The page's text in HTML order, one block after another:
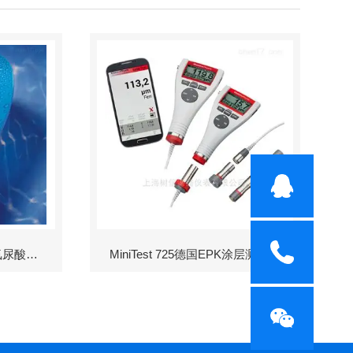
Scuba II余氯-酸度-碱度-氰尿酸浓度测定仪 MiniTest 725德国EPK涂层测厚仪